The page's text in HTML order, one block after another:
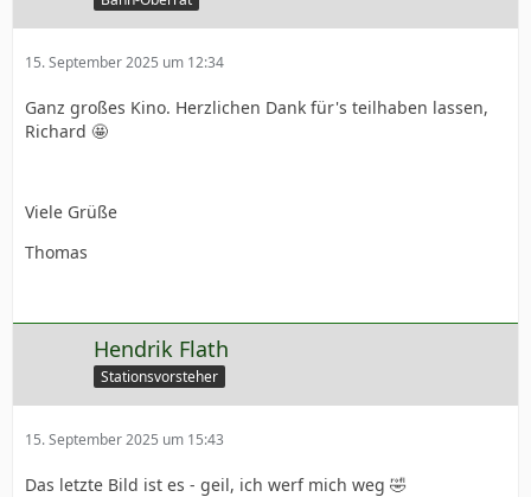
15. September 2025 um 12:34
Ganz großes Kino. Herzlichen Dank für's teilhaben lassen,
Richard 🤩
Viele Grüße
Thomas
Hendrik Flath
Stationsvorsteher
15. September 2025 um 15:43
Das letzte Bild ist es - geil, ich werf mich weg 🤣